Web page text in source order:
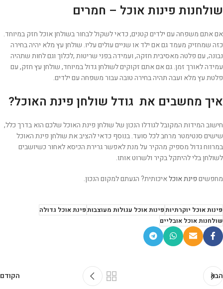
שולחנות פינות אוכל – חמרים
אם אתם משפחה עם ילדים קטנים, כדאי לשקול לבחור בשולחן אוכל חזק במיוחד.
כזה שמחזיק מעמד גם אם ילד או שניים עולים עליו. שולחן עץ מלא יהיה בחירה
נבונה, עם פלטה מאסיבית חזקה, ועמידה בפני שריטות ,לכלוך וגם לחות שתהיה
עמידה לאורך זמן. גם אם אתם זקוקים לשולחן גדול במיוחד, שולחן עץ חזק, עם
פלטת עץ מלא ועבה תהיה בחירה טובה עבור משפחה עם ילדים.
איך מחשבים את גודל שולחן פינת האוכל?
חישוב המידות המקובל לגודלו הנכון של שולחן פינת האוכל שלכם הוא בדרך כלל,
שישים סנטימטר מרחב לכל סועד. בנוסף כדאי להציב את שולחן פינת האוכל
במרווח גדול מספיק מהקיר על מנת לאפשר גרירת הכיסא לאחור כשיושבים
לשולחן בלי להיתקל בקיר ולשרוט אותו.
מחפשיםפינת אוכלאיכותית? הגעתם למקום הנכון.
פינות אוכל יוקרתיותפינות אוכל עגולות מעוצבותפינת אוכל גדולה
שולחנות אוכל אובליים
הבא הקודם